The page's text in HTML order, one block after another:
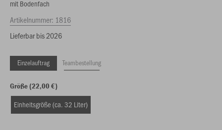
mit Bodenfach
Artikelnummer: 1816
Lieferbar bis 2026
Einzelauftrag Teambestellung
Größe (22,00 €)
Einheitsgröße (ca. 32 Liter)